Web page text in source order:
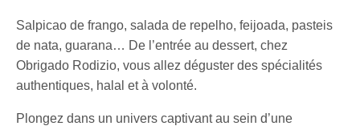
Salpicao de frango, salada de repelho, feijoada, pasteis
de nata, guarana… De l’entrée au dessert, chez
Obrigado Rodizio, vous allez déguster des spécialités
authentiques, halal et à volonté.
Plongez dans un univers captivant au sein d’une